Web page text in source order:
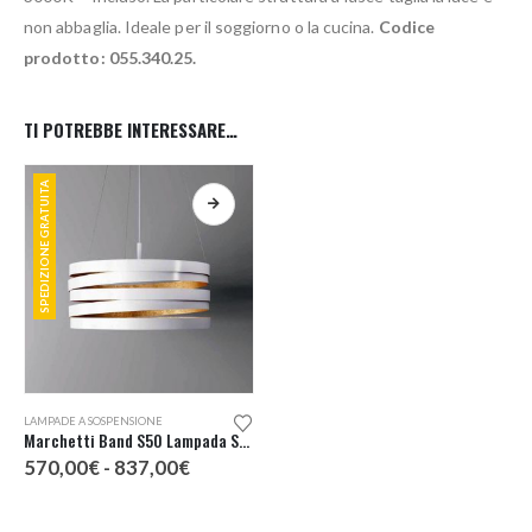
non abbaglia. Ideale per il soggiorno o la cucina. Codice
prodotto: 055.340.25.
TI POTREBBE INTERESSARE…
SPEDIZIONE GRATUITA
Questo prodotto ha più varianti. Le opzioni possono essere scelte nella pagina del prodotto
LAMPADE A SOSPENSIONE
Marchetti Band S50 Lampada Sospensione
570,00€ - 837,00€Fascia